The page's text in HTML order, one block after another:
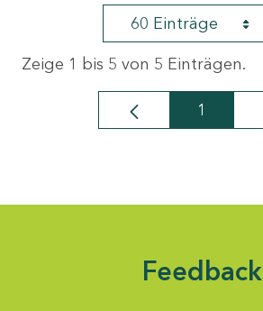
60 Einträge
Zeige 1 bis 5 von 5 Einträgen.
Seite
1
Feedback